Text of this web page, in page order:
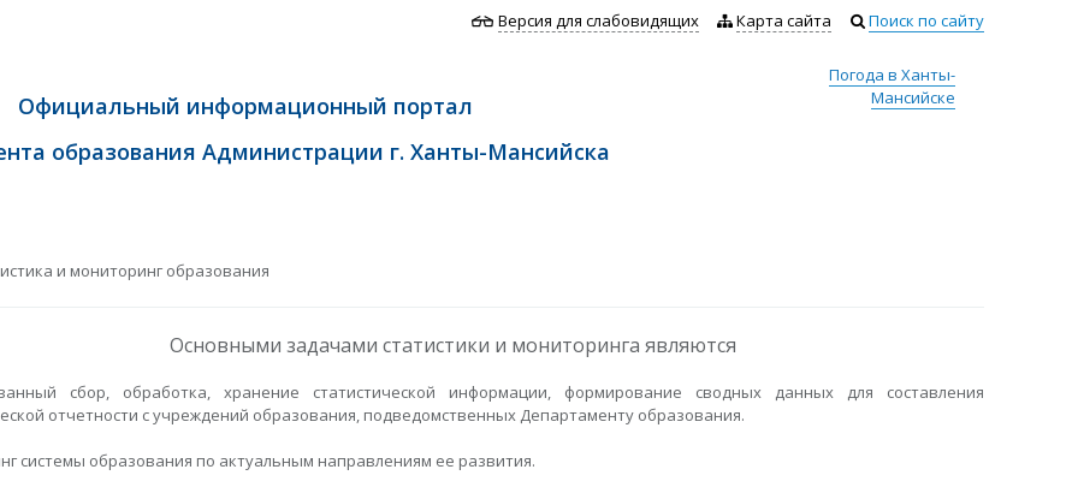
Версия для слабовидящих Карта сайта Поиск по сайту
Официальный информационный портал
образования Администрации г. Ханты-Мансийска
Погода в Ханты-
Мансийске
и мониторинг образования
​Основными задачами статистики и мониторинга являются
сбор, обработка, хранение статистической информации, формирование сводных данных для составления
отчетности с учреждений образования, подведомственных Департаменту образования.
системы образования по актуальным направлениям ее развития.